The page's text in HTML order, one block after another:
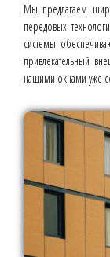
Мы предлагаем
передовых
системы
привлекательный
нашими окнами уже